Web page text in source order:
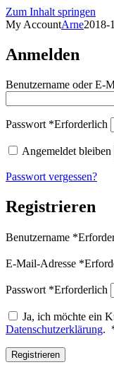
Zum Inhalt springen
My AccountArne2018-
Anmelden
Benutzername oder E-
Passwort *Erforderlich
Angemeldet bleiben
Passwort vergessen?
Registrieren
Benutzername *
E-Mail-Adresse *
Passwort *Erforderlich
Ja, ich möchte ein
Datenschutzerklärung.
Registrieren